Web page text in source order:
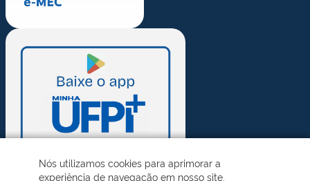
Nós utilizamos cookies para aprimorar a
experiência de navegação em nosso site.